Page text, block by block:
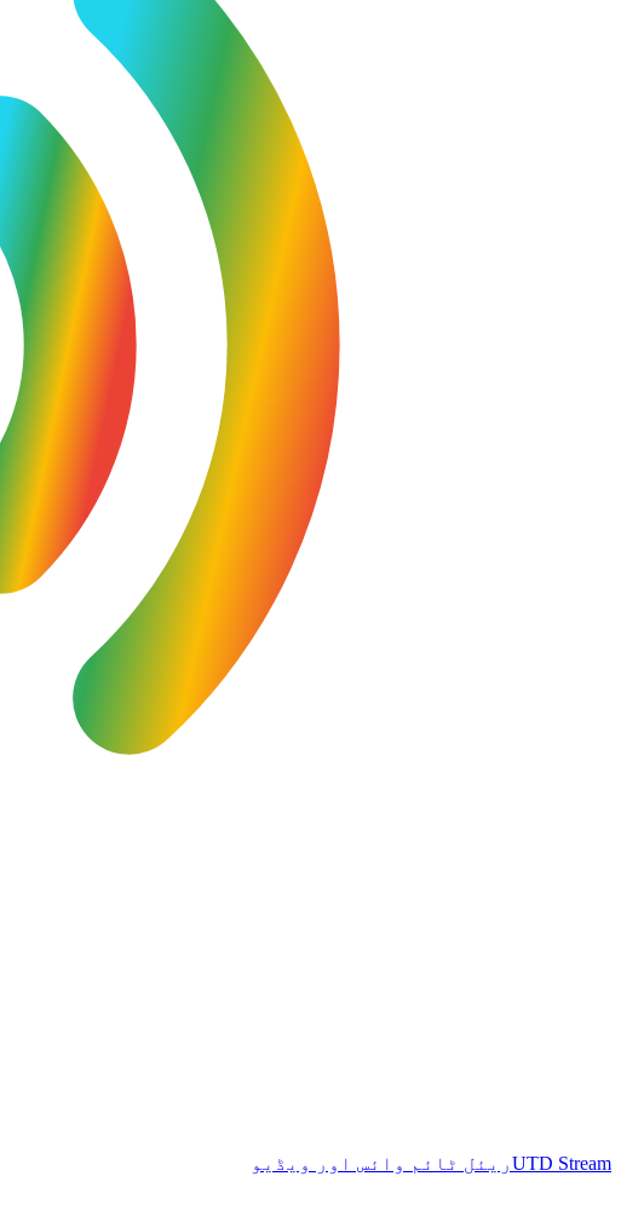
UTD Streamریئل ٹائم وائس اور ویڈیو